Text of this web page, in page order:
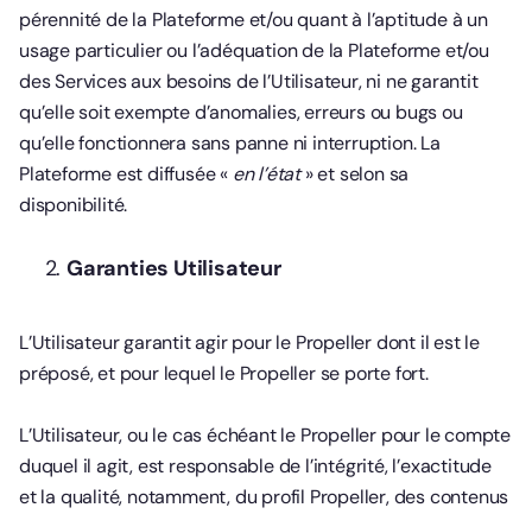
pérennité de la Plateforme et/ou quant à l’aptitude à un
usage particulier ou l’adéquation de la Plateforme et/ou
des Services aux besoins de l’Utilisateur, ni ne garantit
qu’elle soit exempte d’anomalies, erreurs ou bugs ou
qu’elle fonctionnera sans panne ni interruption. La
Plateforme est diffusée « en l’état» et selon sa
disponibilité.
Garanties Utilisateur
L’Utilisateur garantit agir pour le Propeller dont il est le
préposé, et pour lequel le Propeller se porte fort.
L’Utilisateur, ou le cas échéant le Propeller pour le compte
duquel il agit, est responsable de l’intégrité, l’exactitude
et la qualité, notamment, du profil Propeller, des contenus